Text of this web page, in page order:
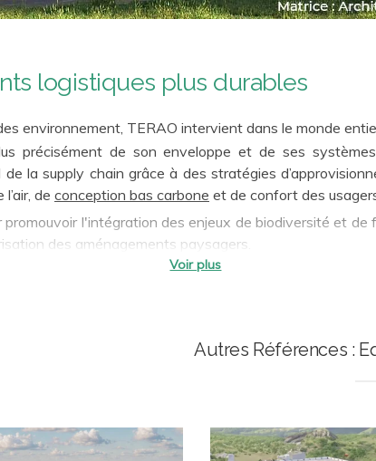
logistiques plus durables
environnement, TERAO intervient dans le monde
précisément de son enveloppe et de ses
de la supply chain grâce à des stratégies
de conception bas carbone et de confort des
promouvoir l'intégration des enjeux de biodiversité et de
des aménagements paysagers.
d'implantation, pour encourager les modes
Autres Références :